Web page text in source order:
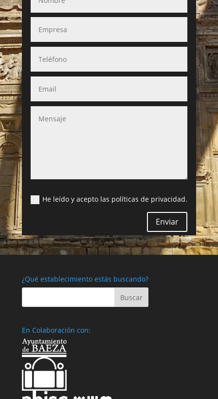
He leído y acepto las políticas de privacidad.
Enviar
¿Qué establecimiento estás buscando?
En Colaboración con: